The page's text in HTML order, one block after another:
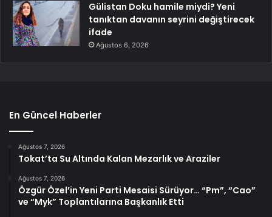
Gülistan Doku hamile miydi? Yeni
tanıktan davanın seyrini değiştirecek
ifade
Ağustos 6, 2026
En Güncel Haberler
Ağustos 7, 2026
Tokat’ta Su Altında Kalan Mezarlık ve Araziler
Ağustos 7, 2026
Özgür Özel’in Yeni Parti Mesaisi Sürüyor… “Pm”, “Cao”
ve “Myk” Toplantılarına Başkanlık Etti